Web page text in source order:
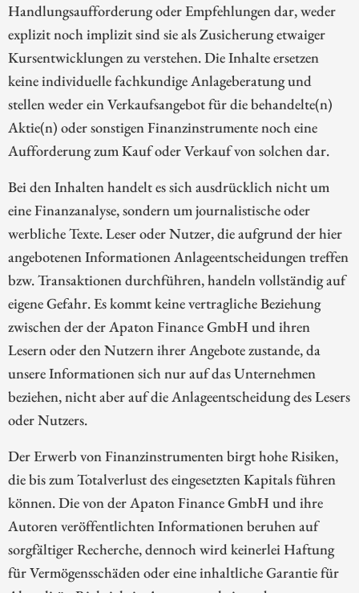
Handlungsaufforderung oder Empfehlungen dar, weder
explizit noch implizit sind sie als Zusicherung etwaiger
Kursentwicklungen zu verstehen. Die Inhalte ersetzen
keine individuelle fachkundige Anlageberatung und
stellen weder ein Verkaufsangebot für die behandelte(n)
Aktie(n) oder sonstigen Finanzinstrumente noch eine
Aufforderung zum Kauf oder Verkauf von solchen dar.
Bei den Inhalten handelt es sich ausdrücklich nicht um
eine Finanzanalyse, sondern um journalistische oder
werbliche Texte. Leser oder Nutzer, die aufgrund der hier
angebotenen Informationen Anlageentscheidungen treffen
bzw. Transaktionen durchführen, handeln vollständig auf
eigene Gefahr. Es kommt keine vertragliche Beziehung
zwischen der der Apaton Finance GmbH und ihren
Lesern oder den Nutzern ihrer Angebote zustande, da
unsere Informationen sich nur auf das Unternehmen
beziehen, nicht aber auf die Anlageentscheidung des Lesers
oder Nutzers.
Der Erwerb von Finanzinstrumenten birgt hohe Risiken,
die bis zum Totalverlust des eingesetzten Kapitals führen
können. Die von der Apaton Finance GmbH und ihre
Autoren veröffentlichten Informationen beruhen auf
sorgfältiger Recherche, dennoch wird keinerlei Haftung
für Vermögensschäden oder eine inhaltliche Garantie für